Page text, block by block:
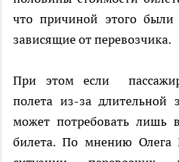
что причиной этого были
зависящие от перевозчика.
При этом если
полета из-за длительной
может потребовать лишь
билета. По мнению Олега